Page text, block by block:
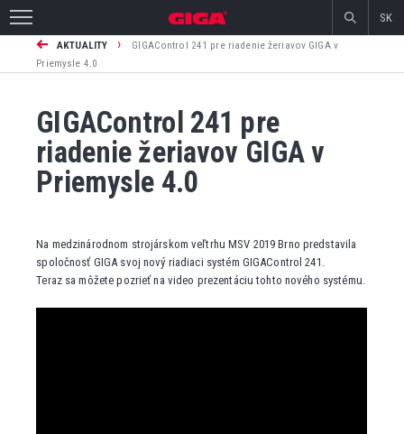
SK
AKTUALITY ›
GIGAControl 241 pre riadenie žeriavov GIGA v
Priemysle 4.0
GIGAControl 241 pre
riadenie žeriavov GIGA v
Priemysle 4.0
Na medzinárodnom strojárskom veľtrhu MSV 2019 Brno predstavila
spoločnosť GIGA svoj nový riadiaci systém GIGAControl 241.
Teraz sa môžete pozrieť na video prezentáciu tohto nového systému.